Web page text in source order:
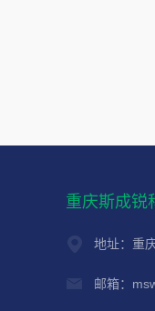
重庆斯成锐
地址：重
邮箱：